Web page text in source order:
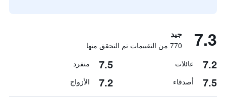
7.3 جيد
770 من التقييمات تم التحقق منها
7.2 عائلات 7.5 منفرد
7.5 أصدقاء 7.2 الأزواج